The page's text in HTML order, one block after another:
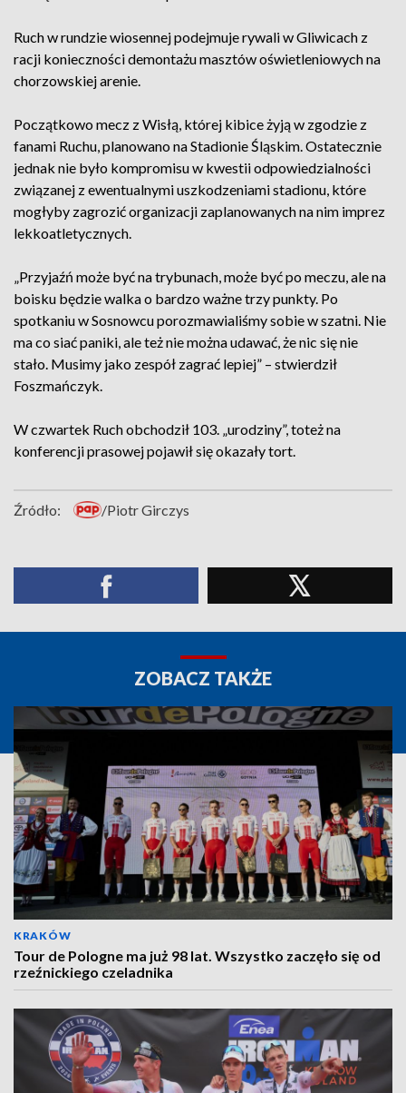
Ruch w rundzie wiosennej podejmuje rywali w Gliwicach z
racji konieczności demontażu masztów oświetleniowych na
chorzowskiej arenie.
Początkowo mecz z Wisłą, której kibice żyją w zgodzie z
fanami Ruchu, planowano na Stadionie Śląskim. Ostatecznie
jednak nie było kompromisu w kwestii odpowiedzialności
związanej z ewentualnymi uszkodzeniami stadionu, które
mogłyby zagrozić organizacji zaplanowanych na nim imprez
lekkoatletycznych.
„Przyjaźń może być na trybunach, może być po meczu, ale na
boisku będzie walka o bardzo ważne trzy punkty. Po
spotkaniu w Sosnowcu porozmawialiśmy sobie w szatni. Nie
ma co siać paniki, ale też nie można udawać, że nic się nie
stało. Musimy jako zespół zagrać lepiej” – stwierdził
Foszmańczyk.
W czwartek Ruch obchodził 103. „urodziny”, toteż na
konferencji prasowej pojawił się okazały tort.
Źródło: /Piotr Girczys
ZOBACZ TAKŻE
KRAKÓW
Tour de Pologne ma już 98 lat. Wszystko zaczęło się od
rzeźnickiego czeladnika